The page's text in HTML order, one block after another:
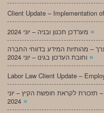
Client Update – Implementation
»
ערך – מהותיות המידע בדווחי החברה
»
Labor Law Client Update –
תזכורת לקראת חופשת הקיץ – יוני
»